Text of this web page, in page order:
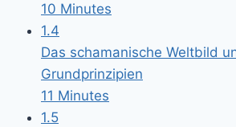
10 Minutes
1.4
Das schamanische Weltbild
Grundprinzipien
11 Minutes
1.5